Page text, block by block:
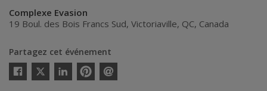
Complexe Evasion
19 Boul. des Bois Francs Sud, Victoriaville, QC, Canada
Partagez cet événement
Twitter